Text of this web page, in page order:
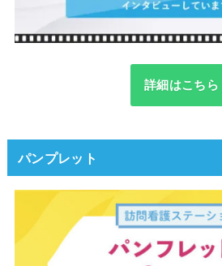
詳細はこちら
パンプレット